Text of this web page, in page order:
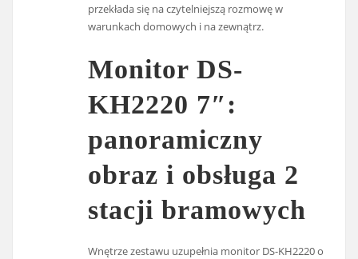
przekłada się na czytelniejszą rozmowę w
warunkach domowych i na zewnątrz.
Monitor DS-
KH2220 7″:
panoramiczny
obraz i obsługa 2
stacji bramowych
Wnętrze zestawu uzupełnia monitor DS-KH2220 o